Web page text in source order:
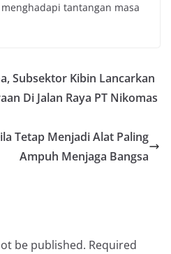
tantangan masa
Subsektor Kibin Lancarkan
Di Jalan Raya PT Nikomas
Tetap Menjadi Alat Paling
Ampuh Menjaga Bangsa
be published. Required